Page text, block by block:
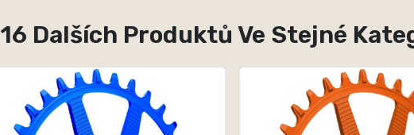
16 Dalších Produktů Ve Stejné